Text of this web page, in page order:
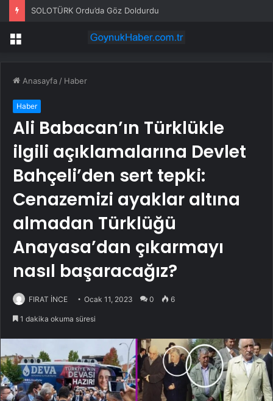
SOLOTÜRK Ordu’da Göz Doldurdu
Menü
Anasayfa / Haber
Haber
Ali Babacan’ın Türklükle
ilgili açıklamalarına Devlet
Bahçeli’den sert tepki:
Cenazemizi ayaklar altına
almadan Türklüğü
Anayasa’dan çıkarmayı
nasıl başaracağız?
FIRAT İNCE Ocak 11, 2023 0 6
1 dakika okuma süresi